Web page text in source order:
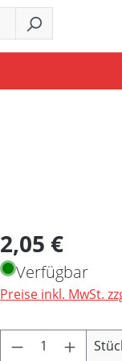
Regulärer Preis:
2,05 €
Verfügbar
Preise inkl. MwSt.
Produkt